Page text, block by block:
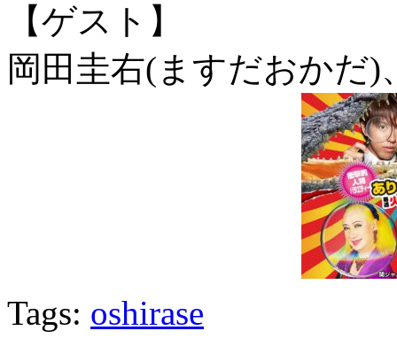
【ゲスト】
岡田圭右(ますだおかだ)
Tags: oshirase